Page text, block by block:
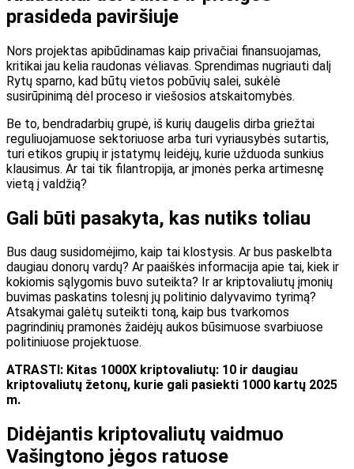
prasideda paviršiuje
Nors projektas apibūdinamas kaip privačiai finansuojamas,
kritikai jau kelia raudonas vėliavas. Sprendimas nugriauti dalį
Rytų sparno, kad būtų vietos pobūvių salei, sukėlė
susirūpinimą dėl proceso ir viešosios atskaitomybės.
Be to, bendradarbių grupė, iš kurių daugelis dirba griežtai
reguliuojamuose sektoriuose arba turi vyriausybės sutartis,
turi etikos grupių ir įstatymų leidėjų, kurie užduoda sunkius
klausimus. Ar tai tik filantropija, ar įmonės perka artimesnę
vietą į valdžią?
Gali būti pasakyta, kas nutiks toliau
Bus daug susidomėjimo, kaip tai klostysis. Ar bus paskelbta
daugiau donorų vardų? Ar paaiškės informacija apie tai, kiek ir
kokiomis sąlygomis buvo suteikta? Ir ar kriptovaliutų įmonių
buvimas paskatins tolesnį jų politinio dalyvavimo tyrimą?
Atsakymai galėtų suteikti toną, kaip bus tvarkomos
pagrindinių pramonės žaidėjų aukos būsimuose svarbiuose
politiniuose projektuose.
ATRASTI: Kitas 1000X kriptovaliutų: 10 ir daugiau
kriptovaliutų žetonų, kurie gali pasiekti 1000 kartų 2025
m.
Didėjantis kriptovaliutų vaidmuo
Vašingtono jėgos ratuose